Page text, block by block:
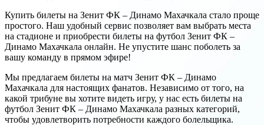
Купить билеты на Зенит ФК – Динамо Махачкала стало проще
простого. Наш удобный сервис позволяет вам выбрать места
на стадионе и приобрести билеты на футбол Зенит ФК –
Динамо Махачкала онлайн. Не упустите шанс поболеть за
вашу команду в прямом эфире!
Мы предлагаем билеты на матч Зенит ФК – Динамо
Махачкала для настоящих фанатов. Независимо от того, на
какой трибуне вы хотите видеть игру, у нас есть билеты на
футбол Зенит ФК – Динамо Махачкала разных категорий,
чтобы удовлетворить потребности каждого болельщика.